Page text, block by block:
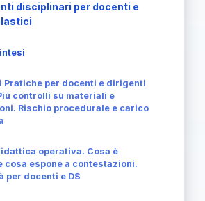
disciplinari per docenti e
Pratiche per docenti e dirigenti
controlli su materiali e
Rischio procedurale e carico
operativa. Cosa è
cosa espone a contestazioni.
per docenti e DS